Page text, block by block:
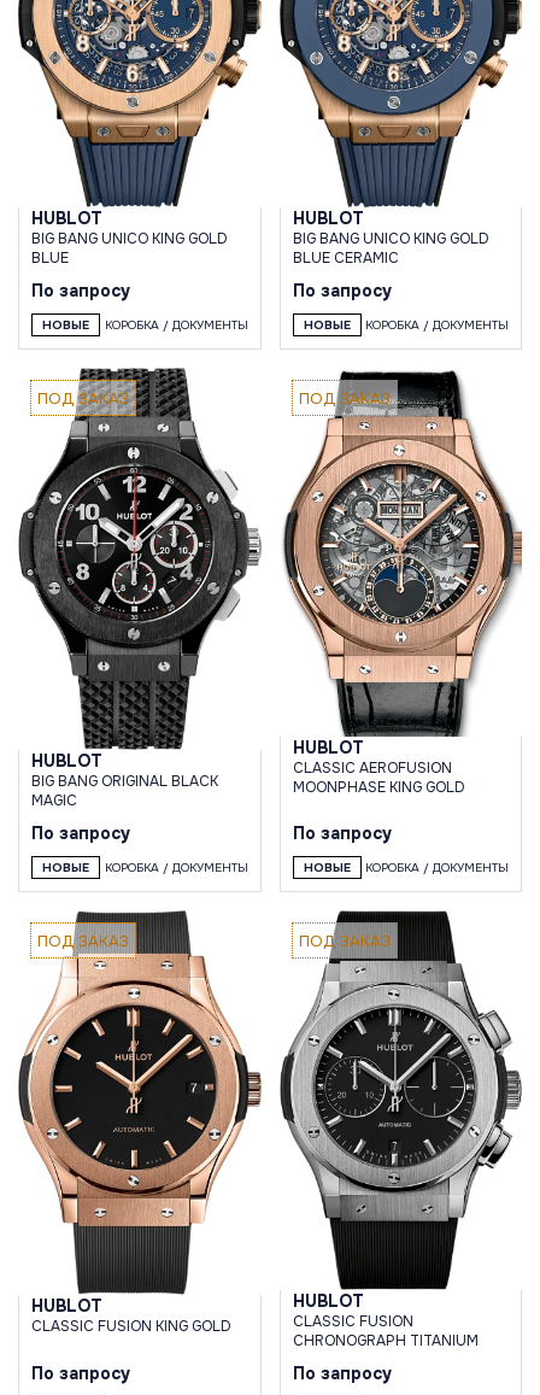
HUBLOT
BIG BANG UNICO KING GOLD
BLUE
По запросу
НОВЫЕ КОРОБКА / ДОКУМЕНТЫ
HUBLOT
BIG BANG UNICO KING GOLD
BLUE CERAMIC
По запросу
НОВЫЕ КОРОБКА / ДОКУМЕНТЫ
ПОД ЗАКАЗ
HUBLOT
BIG BANG ORIGINAL BLACK
MAGIC
По запросу
НОВЫЕ КОРОБКА / ДОКУМЕНТЫ
ПОД ЗАКАЗ
HUBLOT
CLASSIC AEROFUSION
MOONPHASE KING GOLD
По запросу
НОВЫЕ КОРОБКА / ДОКУМЕНТЫ
ПОД ЗАКАЗ
HUBLOT
CLASSIC FUSION KING GOLD
По запросу
ПОД ЗАКАЗ
HUBLOT
CLASSIC FUSION
CHRONOGRAPH TITANIUM
По запросу